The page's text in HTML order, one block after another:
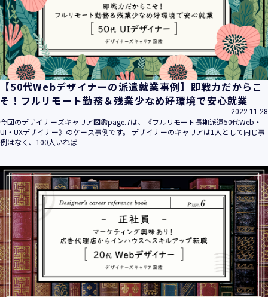
平成21年 3月23日 改訂
平成23年 4月 1日 改訂
平成26年 9月10日 改訂
平成27年 6月24日 改訂
平成28年11月 1日 改訂
平成30年 7月 1日 改訂
令和6年 5月 1日 改訂
令和7年 2月17日 改訂
株式会社ユウクリ（以下「当社」といいます。）が取得する
個人情報とは、個人の識別に係る以下の情報をいいます。
カード情報、ログインID、パスワード、ニックネーム、IPア
ドレス等において、特定の個人を識別できる情報
（他の情報と照合することができ、それにより特定の個人を
識別することができることとなるものを含みます。）
・当社の運営・提供するサービス（以下総称して「当社サー
ビス」といいます。）において、お客様が、当社でご利用に
なったサービスの内容、ご利用日時、ご利用回数などのご利
用内容及びご利用履歴に関する情報
【個人情報の取得・収集について】
【50代Webデザイナーの派遣就業事例】即戦力だからこ
そ！フルリモート勤務＆残業少なめ好環境で安心就業
2022.11.28
今回のデザイナーズキャリア図鑑page.7は、《フルリモート長期派遣50代Web・
UI・UXデザイナー》のケース事例です。 デザイナーのキャリアは1人として同じ事
例はなく、100人いれば